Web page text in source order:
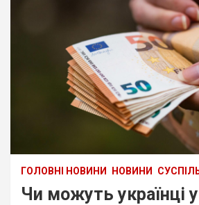
ГОЛОВНІ НОВИНИ НОВИНИ
Чи можуть українці